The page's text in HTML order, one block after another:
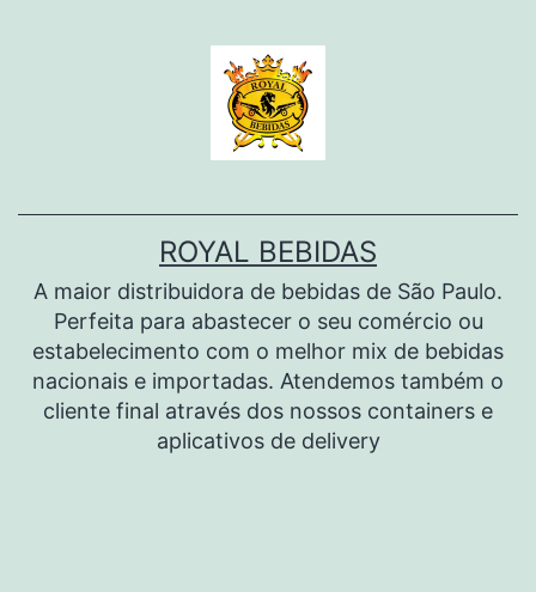
ROYAL BEBIDAS
A maior distribuidora de bebidas de São Paulo.
Perfeita para abastecer o seu comércio ou
estabelecimento com o melhor mix de bebidas
nacionais e importadas. Atendemos também o
cliente final através dos nossos containers e
aplicativos de delivery